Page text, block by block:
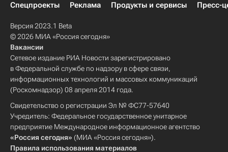
Спецпроекты
Реклама Продукты и сервисы Пресс-
Версия 2023.1 Beta
© 2026 МИА «Россия сегодня»
Вакансии
Сетевое издание РИА Новости зарегистрировано
в Федеральной службе по надзору в сфере связи,
информационных технологий и массовых коммуникаций
(Роскомнадзор) 08 апреля 2014 года.
Свидетельство о регистрации Эл № ФС77-57640
Учредитель: Федеральное государственное унитарное
предприятие Международное информационное агентство
«Россия сегодня» (МИА «Россия сегодня»).
Правила использования материалов